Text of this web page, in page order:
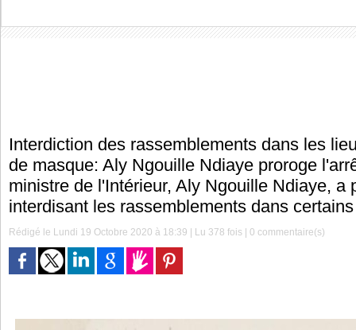
Interdiction des rassemblements dans les
de masque: Aly Ngouille Ndiaye proroge
ministre de l'Intérieur, Aly Ngouille Ndiaye, a
interdisant les rassemblements dans
Rédigé le Lundi 19 Octobre 2020 à 18:39 | Lu 378 fois |0 commentaire(s)